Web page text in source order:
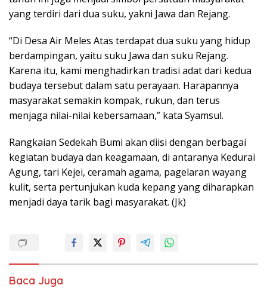
yang terdiri dari dua suku, yakni Jawa dan Rejang.
“Di Desa Air Meles Atas terdapat dua suku yang hidup
berdampingan, yaitu suku Jawa dan suku Rejang.
Karena itu, kami menghadirkan tradisi adat dari kedua
budaya tersebut dalam satu perayaan. Harapannya
masyarakat semakin kompak, rukun, dan terus
menjaga nilai-nilai kebersamaan,” kata Syamsul.
Rangkaian Sedekah Bumi akan diisi dengan berbagai
kegiatan budaya dan keagamaan, di antaranya Kedurai
Agung, tari Kejei, ceramah agama, pagelaran wayang
kulit, serta pertunjukan kuda kepang yang diharapkan
menjadi daya tarik bagi masyarakat. (Jk)
Baca Juga